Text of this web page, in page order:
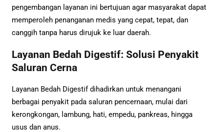
pengembangan layanan ini bertujuan agar masyarakat dapat
memperoleh penanganan medis yang cepat, tepat, dan
canggih tanpa harus dirujuk ke luar daerah.
Layanan Bedah Digestif: Solusi Penyakit
Saluran Cerna
Layanan Bedah Digestif dihadirkan untuk menangani
berbagai penyakit pada saluran pencernaan, mulai dari
kerongkongan, lambung, hati, empedu, pankreas, hingga
usus dan anus.